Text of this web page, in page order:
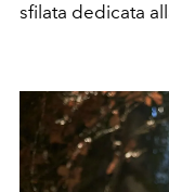
sfilata dedicata